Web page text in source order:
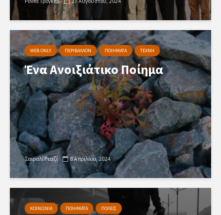
WEB ONLY ΠΕΡΙΒΑΛΛΟΝ ΠΟΙΗΜΑΤΑ ΤΕΧΝΗ
Ένα Ανοιξιάτικο Ποίημα
Σαιραλί Ρεαζί 8 Απριλίου, 2024
ΚΟΙΝΩΝΙΑ ΠΟΙΗΜΑΤΑ ΠΟΛΕΙΣ